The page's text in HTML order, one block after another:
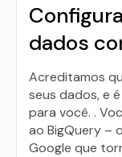
dados
Acreditamos
seus dados, e
para você. .
ao BigQuery –
Google que